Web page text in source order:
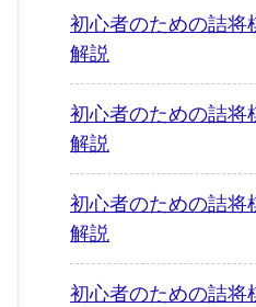
初心者のための詰
解説
初心者のための詰
解説
初心者のための詰
解説
初心者のための詰